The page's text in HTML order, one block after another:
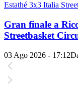
Estathé 3x3 Italia
Gran finale a
Streetbasket
03 Ago 2026 - 17:12